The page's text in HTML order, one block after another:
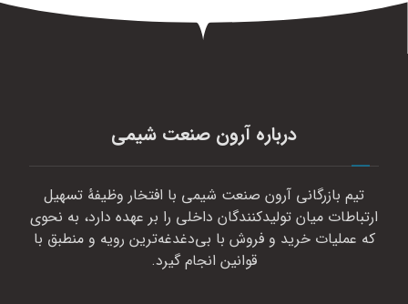
درباره آرون صنعت شیمی
تیم بازرگانی آرون صنعت شیمی با افتخار وظیفهٔ تسهیل
ارتباطات میان تولیدکنندگان داخلی را بر عهده دارد، به نحوی
که عملیات خرید و فروش با بی‌دغدغه‌ترین رویه و منطبق با
قوانین انجام گیرد.